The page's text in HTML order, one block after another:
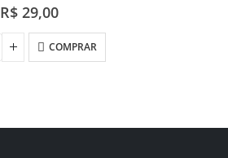
R$29,00
COMPRAR